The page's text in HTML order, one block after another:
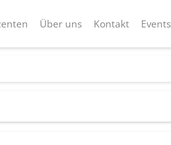
Über uns Kontakt Events